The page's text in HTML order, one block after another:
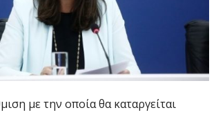
με την οποία θα καταργείται